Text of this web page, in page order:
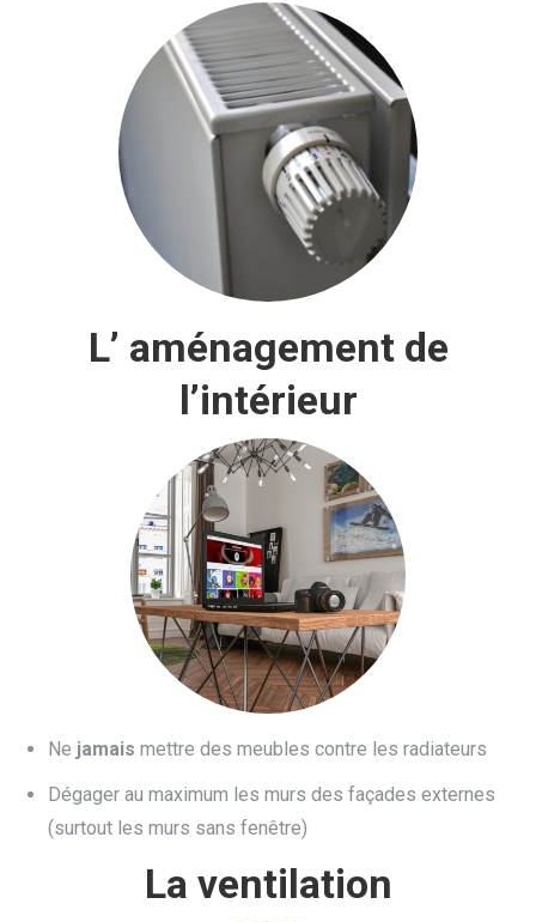
L’ aménagement de
l’intérieur
Ne jamais mettre des meubles contre les radiateurs
Dégager au maximum les murs des façades externes
(surtout les murs sans fenêtre)
La ventilation